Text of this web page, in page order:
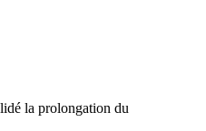
la prolongation du